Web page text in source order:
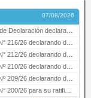
07/08/2026
interés provincial PRESIDENCI…
de interés provincial la labor …
de interés provincial el “50° A…
de interés provincial el proyec…
de interés provincial la presen…
26 para su ratificación.